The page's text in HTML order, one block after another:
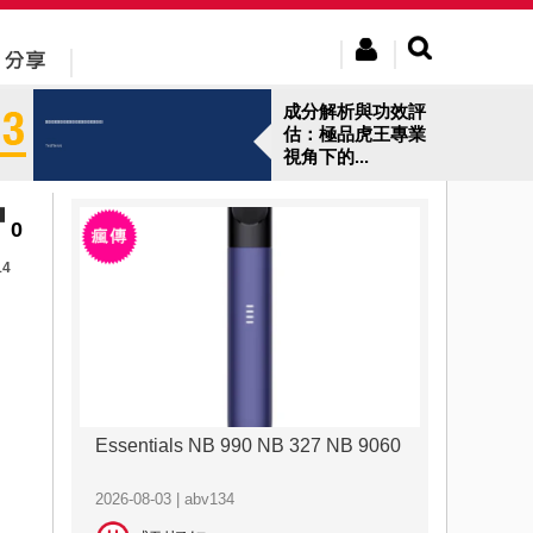
成分解析與功效評
估：極品虎王專業
視角下的...
0
Essentials NB 990 NB 327 NB 9060
2026-08-03 | abv134